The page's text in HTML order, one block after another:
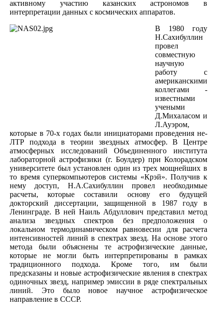
активному участию казанских астрономов в
интерпретации данных с космических аппаратов.
В 1980 году
Н.Сахибуллин
провел
совместную
научную
работу с
американскими
коллегами -
известными
учеными
Д.Михаласом и
Л.Ауэром,
которые в 70-х годах были инициаторами проведения не-
ЛТР подхода в теории звездных атмосфер. В Центре
атмосферных исследований Объединенного института
лабораторной астрофизики (г. Боулдер) при Колорадском
университете был установлен один из трех мощнейших в
то время суперкомпьютеров системы «Крэй». Получив к
нему доступ, Н.А.Сахибуллин провел необходимые
расчеты, которые составили основу его будущей
докторский диссертации, защищенной в 1987 году в
Ленинграде. В ней Наиль Абдуллович представил метод
анализа звездных спектров без предположения о
локальном термодинамическом равновесии для расчета
интенсивностей линий в спектрах звезд. На основе этого
метода были объяснены те астрофизические данные,
которые не могли быть интерпретированы в рамках
традиционного подхода. Кроме того, им были
предсказаны и новые астрофизические явления в спектрах
одиночных звезд, например эмиссии в ряде спектральных
линий. Это было новое научное астрофизическое
направление в СССР.